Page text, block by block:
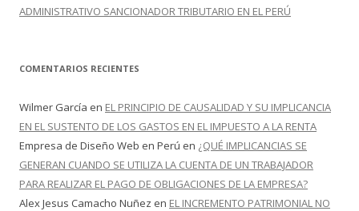
ADMINISTRATIVO SANCIONADOR TRIBUTARIO EN EL PERÚ
COMENTARIOS RECIENTES
Wilmer García en EL PRINCIPIO DE CAUSALIDAD Y SU IMPLICANCIA
EN EL SUSTENTO DE LOS GASTOS EN EL IMPUESTO A LA RENTA
Empresa de Diseño Web en Perú en ¿QUÉ IMPLICANCIAS SE
GENERAN CUANDO SE UTILIZA LA CUENTA DE UN TRABAJADOR
PARA REALIZAR EL PAGO DE OBLIGACIONES DE LA EMPRESA?
Alex Jesus Camacho Nuñez en EL INCREMENTO PATRIMONIAL NO